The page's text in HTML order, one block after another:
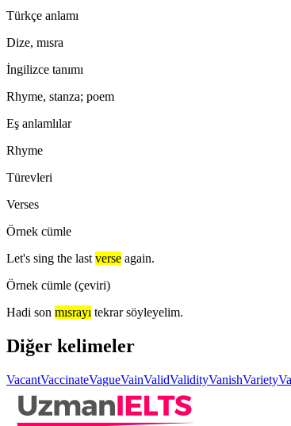
Türkçe anlamı
Dize, mısra
İngilizce tanımı
Rhyme, stanza; poem
Eş anlamlılar
Rhyme
Türevleri
Verses
Örnek cümle
Let's sing the last verse again.
Örnek cümle (çeviri)
Hadi son mısrayı tekrar söyleyelim.
Diğer kelimeler
VacantVaccinateVagueVainValidValidityVanishVariety